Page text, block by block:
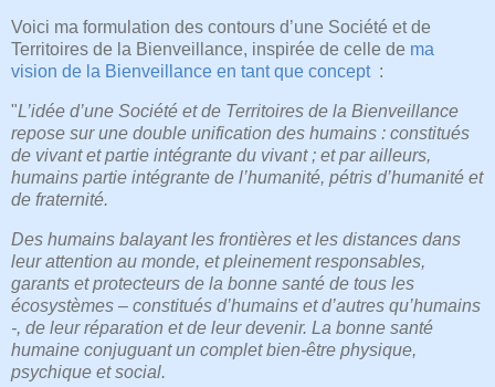
Voici ma formulation des contours d’une Société et de
Territoires de la Bienveillance, inspirée de celle de ma
vision de la Bienveillance en tant que concept:
"L’idée d’une Société et de Territoires de la Bienveillance
repose sur une double unification des humains : constitués
de vivant et partie intégrante du vivant ; et par ailleurs,
humains partie intégrante de l’humanité, pétris d’humanité et
de fraternité.
Des humains balayant les frontières et les distances dans
leur attention au monde, et pleinement responsables,
garants et protecteurs de la bonne santé de tous les
écosystèmes – constitués d’humains et d’autres qu’humains
-, de leur réparation et de leur devenir. La bonne santé
humaine conjuguant un complet bien-être physique,
psychique et social.